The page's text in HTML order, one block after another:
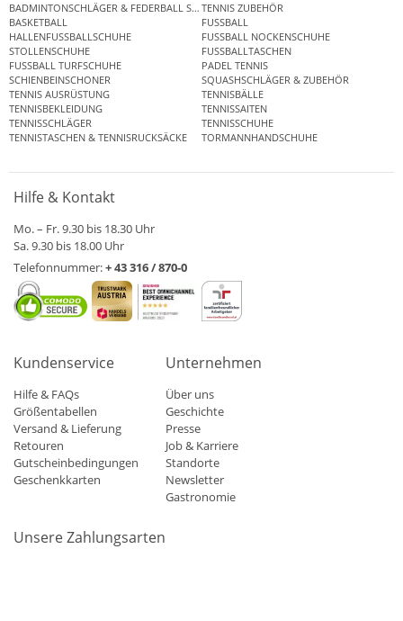
BADMINTONSCHLÄGER & FEDERBALL SETSTENNIS ZUBEHÖR
BASKETBALL
FUSSBALL
HALLENFUSSBALLSCHUHE
FUSSBALL NOCKENSCHUHE
STOLLENSCHUHE
FUSSBALLTASCHEN
FUSSBALL TURFSCHUHE
PADEL TENNIS
SCHIENBEINSCHONER
SQUASHSCHLÄGER & ZUBEHÖR
TENNIS AUSRÜSTUNG
TENNISBÄLLE
TENNISBEKLEIDUNG
TENNISSAITEN
TENNISSCHLÄGER
TENNISSCHUHE
TENNISTASCHEN & TENNISRUCKSÄCKE
TORMANNHANDSCHUHE
Hilfe & Kontakt
Mo. – Fr. 9.30 bis 18.30 Uhr
Sa. 9.30 bis 18.00 Uhr
Telefonnummer:+ 43 316 / 870-0
Kundenservice
Hilfe & FAQs
Größentabellen
Versand & Lieferung
Retouren
Gutscheinbedingungen
Geschenkkarten
Unternehmen
Über uns
Geschichte
Presse
Job & Karriere
Standorte
Newsletter
Gastronomie
Unsere Zahlungsarten